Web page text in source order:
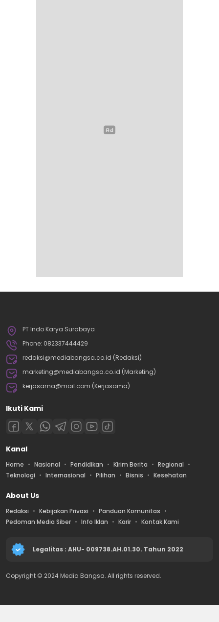
PT Indo Karya Surabaya
Phone: 082337444429
redaksi@mediabangsa.co.id (Redaksi)
marketing@mediabangsa.co.id (Marketing)
kerjasama@mail.com (Kerjasama)
Ikuti Kami
Kanal
Home Nasional Pendidikan Kirim Berita
Regional
Teknologi
Internasional Pilihan Bisnis Kesehatan
About Us
Redaksi Kebijakan Privasi
Panduan Komunitas
Pedoman Media Siber
Info Iklan Karir Kontak Kami
Legalitas : AHU- 009738.AH.01.30. Tahun 2022
Copyright © 2024 Media Bangsa. All rights reserved.